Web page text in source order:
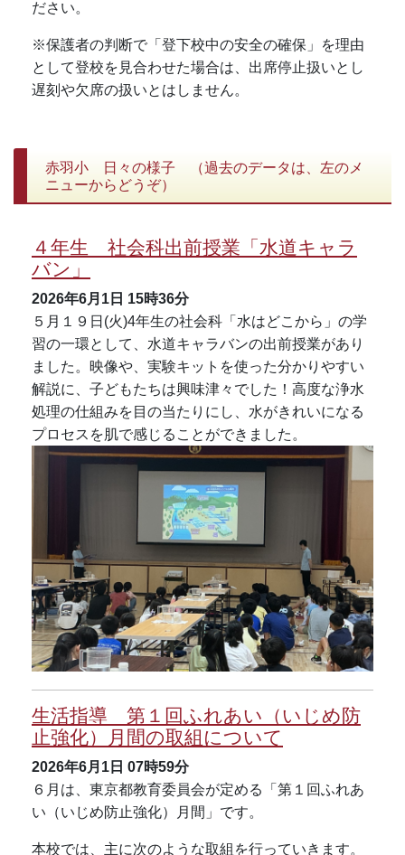
ださい。
※保護者の判断で「登下校中の安全の確保」を理由
として登校を見合わせた場合は、出席停止扱いとし
遅刻や欠席の扱いとはしません。
赤羽小 日々の様子 （過去のデータは、左のメ
ニューからどうぞ）
４年生 社会科出前授業「水道キャラ
バン」
2026年6月1日 15時36分
５月１９日(火)4年生の社会科「水はどこから」の学
習の一環として、水道キャラバンの出前授業があり
ました。映像や、実験キットを使った分かりやすい
解説に、子どもたちは興味津々でした！高度な浄水
処理の仕組みを目の当たりにし、水がきれいになる
プロセスを肌で感じることができました。
生活指導 第１回ふれあい（いじめ防
止強化）月間の取組について
2026年6月1日 07時59分
６月は、東京都教育委員会が定める「第１回ふれあ
い（いじめ防止強化）月間」です。
本校では、主に次のような取組を行っていきます。